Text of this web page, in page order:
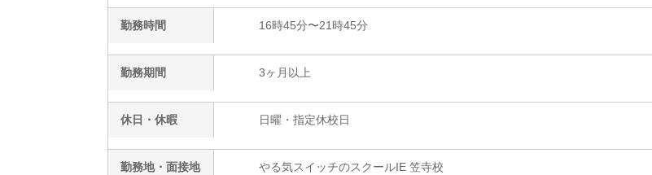
勤務時間 16時45分〜21時45分
勤務期間 3ヶ月以上
休日・休暇 日曜・指定休校日
勤務地・面接地 やる気スイッチのスクールIE 笠寺校